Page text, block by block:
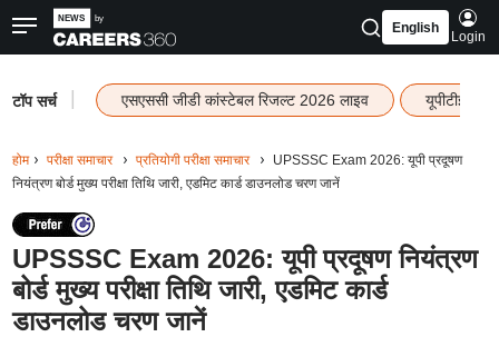
English
Login
टॉप सर्च एसएससी जीडी कांस्टेबल रिजल्ट 2026 लाइव यूपीटीईटी
होम परीक्षा समाचार प्रतियोगी परीक्षा समाचार
UPSSSC Exam 2026: यूपी प्रदूषण
नियंत्रण बोर्ड मुख्य परीक्षा तिथि जारी, एडमिट कार्ड डाउनलोड चरण जानें
UPSSSC Exam 2026: यूपी प्रदूषण नियंत्रण
बोर्ड मुख्य परीक्षा तिथि जारी, एडमिट कार्ड
डाउनलोड चरण जानें